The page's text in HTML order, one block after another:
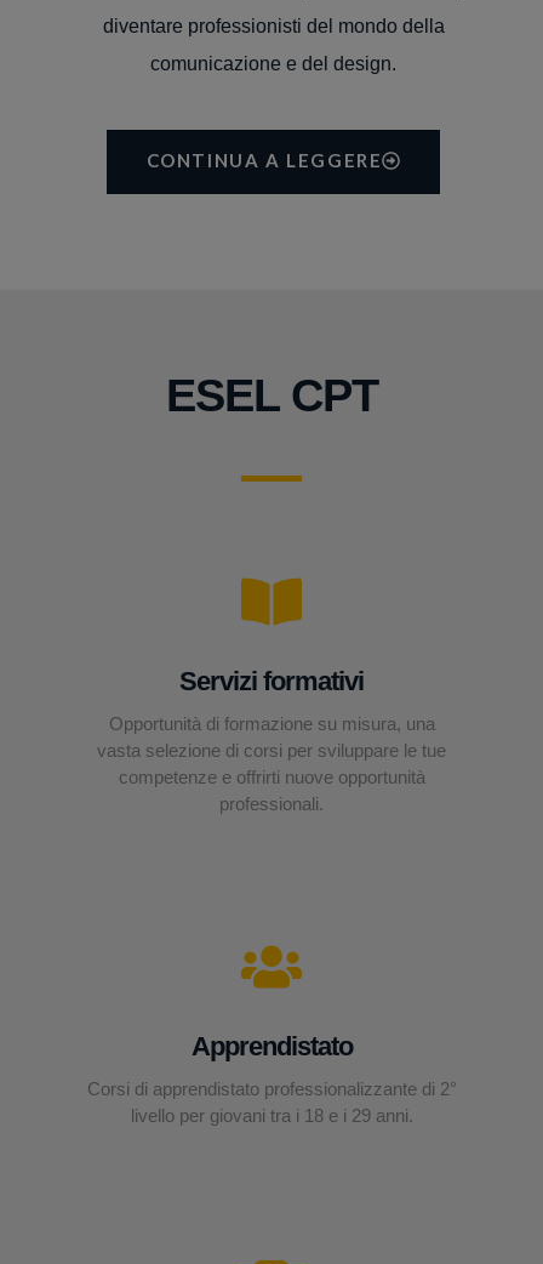
diventare professionisti del mondo della
comunicazione e del design.
CONTINUA A LEGGERE
ESEL CPT
Servizi formativi
Opportunità di formazione su misura, una
vasta selezione di corsi per sviluppare le tue
competenze e offrirti nuove opportunità
professionali.
Apprendistato
Corsi di apprendistato professionalizzante di 2°
livello per giovani tra i 18 e i 29 anni.